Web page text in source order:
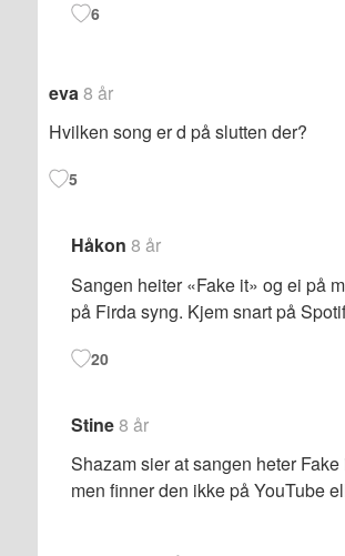
6
eva8 år
Hvilken song er d på slutten der?
5
Håkon 8 år
Sangen heiter «Fake it» og ei på
på Firda syng. Kjem snart på
20
Stine8 år
Shazam sier at sangen heter Fake
men finner den ikke på YouTube